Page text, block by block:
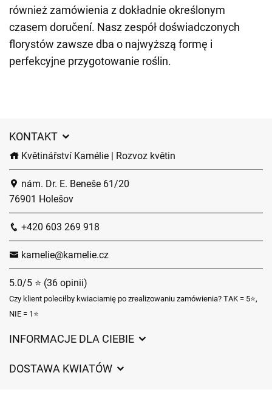
również zamówienia z dokładnie określonym
czasem doručení. Nasz zespół doświadczonych
florystów zawsze dba o najwyższą formę i
perfekcyjne przygotowanie roślin.
KONTAKT
Květinářství Kamélie | Rozvoz květin
nám. Dr. E. Beneše 61/20
76901 Holešov
+420 603 269 918
kamelie@kamelie.cz
5.0/5 ⭐ (36 opinii)
Czy klient poleciłby kwiaciarnię po zrealizowaniu zamówienia? TAK = 5⭐,
NIE = 1⭐
INFORMACJE DLA CIEBIE
DOSTAWA KWIATÓW